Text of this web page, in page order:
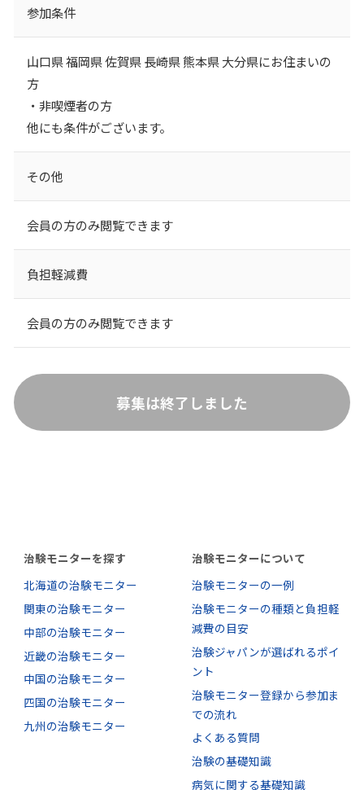
参加条件
山口県 福岡県 佐賀県 長崎県 熊本県 大分県にお住まいの
方
・非喫煙者の方
他にも条件がございます。
その他
会員の方のみ閲覧できます
負担軽減費
会員の方のみ閲覧できます
募集は終了しました
治験モニターを探す
北海道の治験モニター
関東の治験モニター
中部の治験モニター
近畿の治験モニター
中国の治験モニター
四国の治験モニター
九州の治験モニター
治験モニターについて
治験モニターの一例
治験モニターの種類と負担軽
減費の目安
治験ジャパンが選ばれるポイ
ント
治験モニター登録から参加ま
での流れ
よくある質問
治験の基礎知識
病気に関する基礎知識